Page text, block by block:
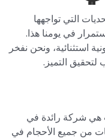
التي تواجهها
في يومنا هذا.
استثنائية، ونحن نفخر
لتحقيق التميز.
هي شركة رائدة في
من جميع الأحجام في